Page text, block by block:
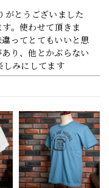
がとうございました
。使わせて頂きま
ってとてもいいと思
り、他とかぶらない
みにしてます
【Cooperstown Ball Cap】Made in USA Baseball Cap "1952 BIRMINGHAM BLACK BARONS" 新品 クーパーズタウンボールキャップ バーミングハムブラックバロンズ 6パネル
【W36】POLO by Ralph Lauren POLO CHINO ポロチノ ラルフローレン ユーズド ショーツ ショートパンツ No.30